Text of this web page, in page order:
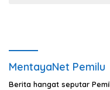
MentayaNet Pemilu
Berita hangat seputar